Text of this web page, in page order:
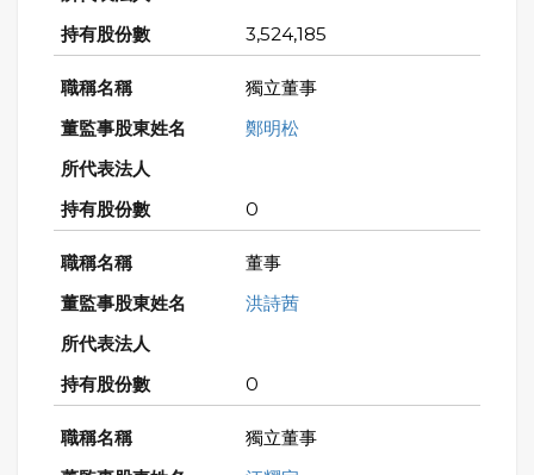
3,524,185
獨立董事
鄭明松
0
董事
洪詩茜
0
獨立董事